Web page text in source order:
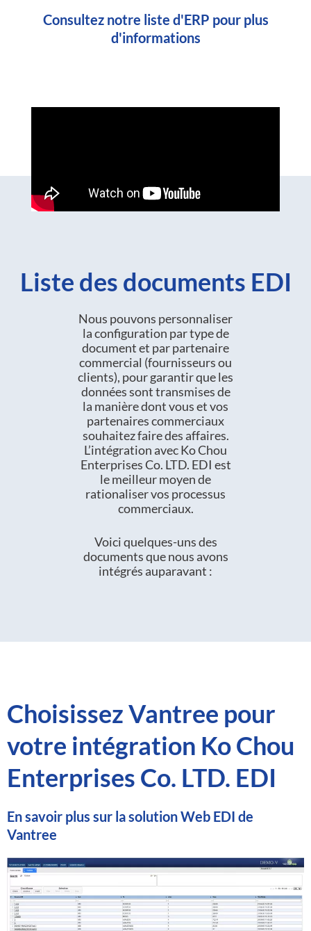
Consultez notre liste d'ERP pour plus
d'informations
Liste des documents EDI
Nous pouvons personnaliser
la configuration par type de
document et par partenaire
commercial (fournisseurs ou
clients), pour garantir que les
données sont transmises de
la manière dont vous et vos
partenaires commerciaux
souhaitez faire des affaires.
L’intégration avec Ko Chou
Enterprises Co. LTD. EDI est
le meilleur moyen de
rationaliser vos processus
commerciaux.
Voici quelques-uns des
documents que nous avons
intégrés auparavant :
Choisissez Vantree pour
votre intégration Ko Chou
Enterprises Co. LTD. EDI
En savoir plus sur la solution Web EDI de
Vantree